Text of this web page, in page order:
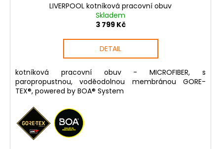
LIVERPOOL kotníková pracovní obuv
Skladem
3 799 Kč
DETAIL
kotníková pracovní obuv - MICROFIBER, s
paropropustnou, voděodolnou membránou GORE-
TEX®, powered by BOA® System